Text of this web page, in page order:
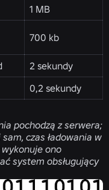
1 MB
700 kb
2 sekundy
0,2 sekundy
pochodzą z serwera;
czas ładowania w
wykonuje ono
system obsługujący